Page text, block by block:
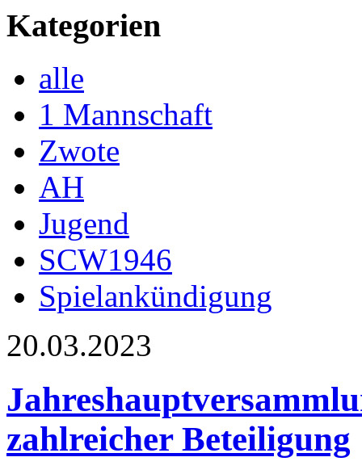
Kategorien
alle
1 Mannschaft
Zwote
AH
Jugend
SCW1946
Spielankündigung
20.03.2023
zahlreicher Beteiligung